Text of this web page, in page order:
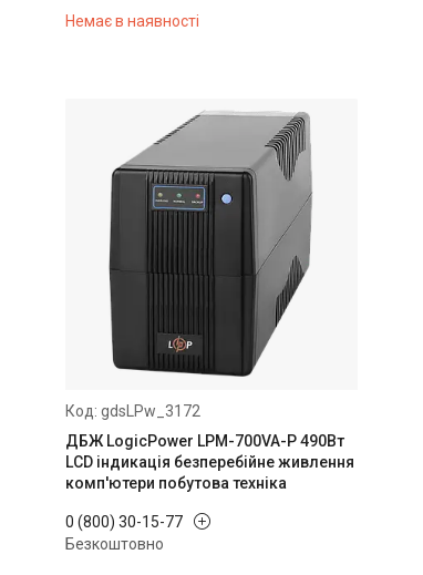
Немає в наявності
gdsLPw_3172
ДБЖ LogicPower LPM-700VA-P 490Вт
LCD індикація безперебійне живлення
комп'ютери побутова техніка
0 (800) 30-15-77
Безкоштовно